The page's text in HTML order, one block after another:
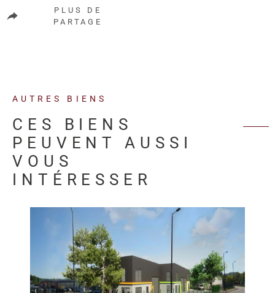
PLUS DE
PARTAGE
AUTRES BIENS
CES BIENS
PEUVENT AUSSI
VOUS
INTÉRESSER
VOIR LE BIEN